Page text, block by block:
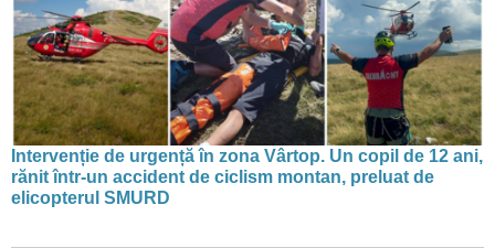
Intervenție de urgență în zona Vârtop. Un copil de 12 ani,
rănit într-un accident de ciclism montan, preluat de
elicopterul SMURD